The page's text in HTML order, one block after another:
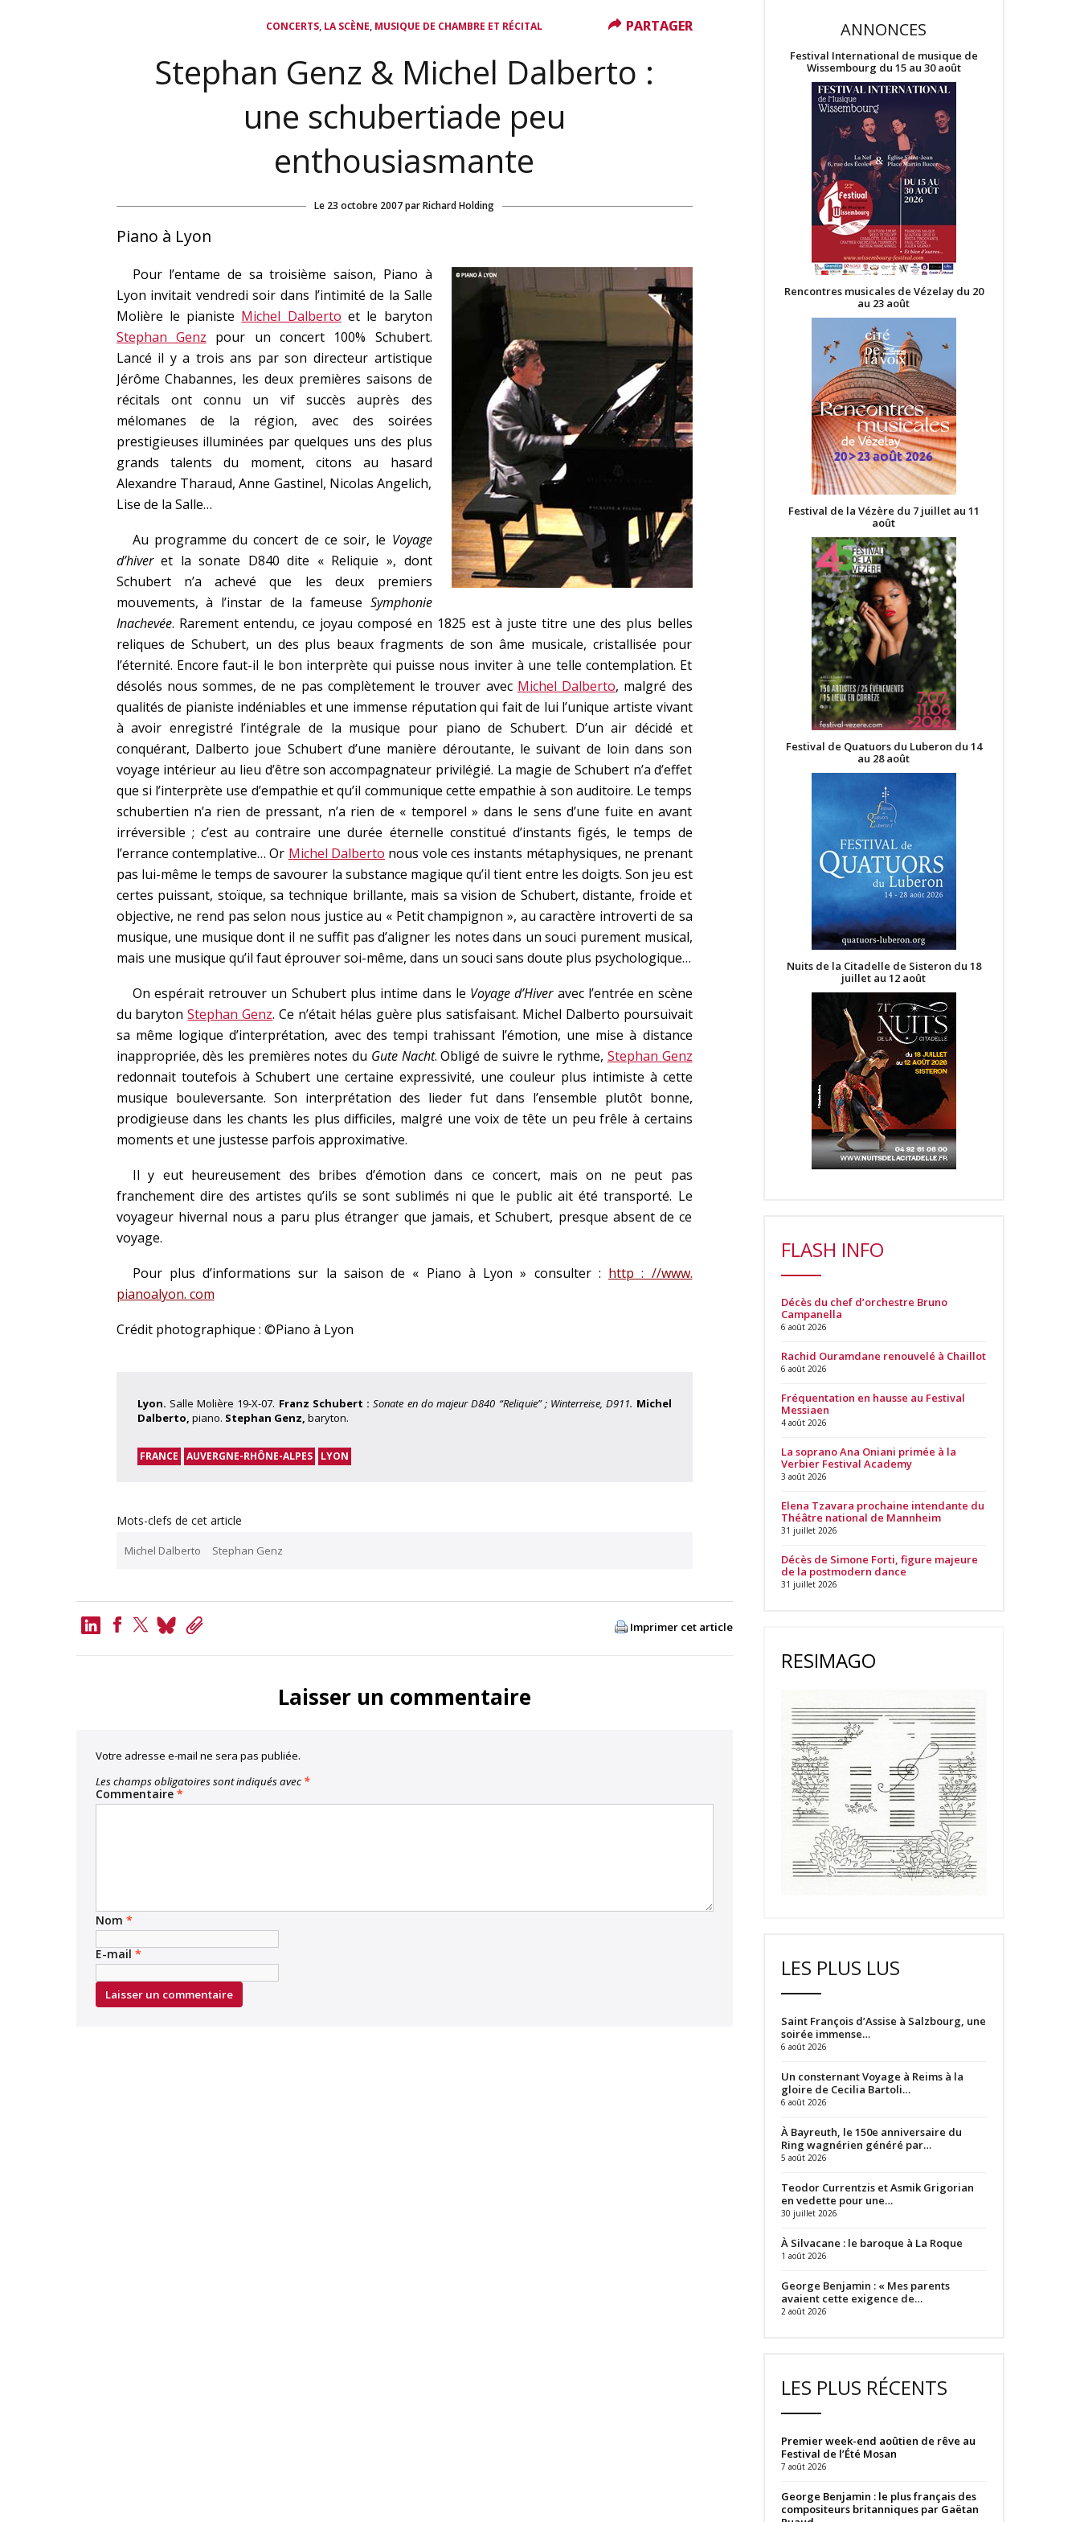
CONCERTS, LA SCÈNE, MUSIQUE DE CHAMBRE ET RÉCITAL
Stephan Genz & Michel Dalberto :
une schubertiade peu
enthousiasmante
Le 23 octobre 2007parRichard Holding
Piano à Lyon
Pour l’entame de sa troisième saison, Piano à
Lyon invitait vendredi soir dans l’intimité de la Salle
Molière le pianiste Michel Dalberto et le baryton
Stephan Genz pour un concert 100% Schubert.
Lancé il y a trois ans par son directeur artistique
Jérôme Chabannes, les deux premières saisons de
récitals ont connu un vif succès auprès des
mélomanes de la région, avec des soirées
prestigieuses illuminées par quelques uns des plus
grands talents du moment, citons au hasard
Alexandre Tharaud, Anne Gastinel, Nicolas Angelich,
Lise de la Salle…
Au programme du concert de ce soir, le Voyage
d’hiveret la sonate D840 dite « Reliquie », dont
Schubert n’a achevé que les deux premiers
mouvements, à l’instar de la fameuse Symphonie
Inachevée. Rarement entendu, ce joyau composé en 1825 est à juste titre une des plus belles
reliques de Schubert, un des plus beaux fragments de son âme musicale, cristallisée pour
l’éternité. Encore faut-il le bon interprète qui puisse nous inviter à une telle contemplation. Et
désolés nous sommes, de ne pas complètement le trouver avec Michel Dalberto, malgré des
qualités de pianiste indéniables et une immense réputation qui fait de lui l’unique artiste vivant
à avoir enregistré l’intégrale de la musique pour piano de Schubert. D’un air décidé et
conquérant, Dalberto joue Schubert d’une manière déroutante, le suivant de loin dans son
voyage intérieur au lieu d’être son accompagnateur privilégié. La magie de Schubert n’a d’effet
que si l’interprète use d’empathie et qu’il communique cette empathie à son auditoire. Le temps
schubertien n’a rien de pressant, n’a rien de « temporel » dans le sens d’une fuite en avant
irréversible ; c’est au contraire une durée éternelle constitué d’instants figés, le temps de
l’errance contemplative… Or Michel Dalberto nous vole ces instants métaphysiques, ne prenant
pas lui-même le temps de savourer la substance magique qu’il tient entre les doigts. Son jeu est
certes puissant, stoïque, sa technique brillante, mais sa vision de Schubert, distante, froide et
objective, ne rend pas selon nous justice au « Petit champignon », au caractère introverti de sa
musique, une musique dont il ne suffit pas d’aligner les notes dans un souci purement musical,
mais une musique qu’il faut éprouver soi-même, dans un souci sans doute plus psychologique…
On espérait retrouver un Schubert plus intime dans le Voyage d’Hiveravec l’entrée en scène
du barytonStephan Genz. Ce n’était hélas guère plus satisfaisant. Michel Dalberto poursuivait
sa même logique d’interprétation, avec des tempi trahissant l’émotion, une mise à distance
inappropriée, dès les premières notes du Gute Nacht. Obligé de suivre le rythme, Stephan Genz
redonnait toutefois à Schubert une certaine expressivité, une couleur plus intimiste à cette
musique bouleversante. Son interprétation des lieder fut dans l’ensemble plutôt bonne,
prodigieuse dans les chants les plus difficiles, malgré une voix de tête un peu frêle à certains
moments et une justesse parfois approximative.
Il y eut heureusement des bribes d’émotion dans ce concert, mais on ne peut pas
franchement dire des artistes qu’ils se sont sublimés ni que le public ait été transporté. Le
voyageur hivernal nous a paru plus étranger que jamais, et Schubert, presque absent de ce
voyage.
Pour plus d’informations sur la saison de « Piano à Lyon » consulter : http : //www.
pianoalyon. com
Crédit photographique : ©Piano à Lyon
PARTAGER
Lyon. Salle Molière 19-X-07. Franz Schubert :Sonate en do majeur D840 “Reliquie” ; Winterreise, D911. Michel
Dalberto, piano. Stephan Genz, baryton.
PARTAGER
FRANCE AUVERGNE-RHÔNE-ALPES LYON
Mots-clefs de cet article
Michel Dalberto Stephan Genz
LinkedIn
BlueskyCopy
Imprimer cet article
Laisser un commentaire
Votre adresse e-mail ne sera pas publiée.
Les champs obligatoires sont indiqués avec *
Commentaire *
Nom *
E-mail *
ANNONCES
Festival International de musique de
Wissembourg du 15 au 30 août
Rencontres musicales de Vézelay du 20
au 23 août
Festival de la Vézère du 7 juillet au 11
août
Festival de Quatuors du Luberon du 14
au 28 août
Nuits de la Citadelle de Sisteron du 18
juillet au 12 août
FLASH INFO
Décès du chef d’orchestre Bruno
Campanella
6 août 2026
Rachid Ouramdane renouvelé à Chaillot
6 août 2026
Fréquentation en hausse au Festival
Messiaen
4 août 2026
La soprano Ana Oniani primée à la
Verbier Festival Academy
3 août 2026
Elena Tzavara prochaine intendante du
Théâtre national de Mannheim
31 juillet 2026
Décès de Simone Forti, figure majeure
de la postmodern dance
31 juillet 2026
RESIMAGO
LES PLUS LUS
Saint François d’Assise à Salzbourg, une
soirée immense…
6 août 2026
Un consternant Voyage à Reims à la
gloire de Cecilia Bartoli…
6 août 2026
À Bayreuth, le 150e anniversaire du
Ring wagnérien généré par…
5 août 2026
Teodor Currentzis et Asmik Grigorian
en vedette pour une…
30 juillet 2026
À Silvacane : le baroque à La Roque
1 août 2026
George Benjamin : « Mes parents
avaient cette exigence de…
2 août 2026
LES PLUS RÉCENTS
Premier week-end aoûtien de rêve au
Festival de l’Été Mosan
7 août 2026
George Benjamin : le plus français des
compositeurs britanniques par Gaëtan